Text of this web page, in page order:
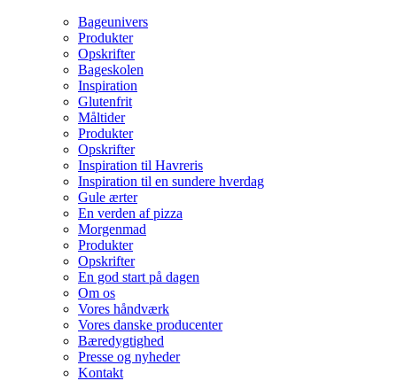
Bageunivers
Produkter
Opskrifter
Bageskolen
Inspiration
Glutenfrit
Måltider
Produkter
Opskrifter
Inspiration til Havreris
Inspiration til en sundere hverdag
Gule ærter
En verden af pizza
Morgenmad
Produkter
Opskrifter
En god start på dagen
Om os
Vores håndværk
Vores danske producenter
Bæredygtighed
Presse og nyheder
Kontakt